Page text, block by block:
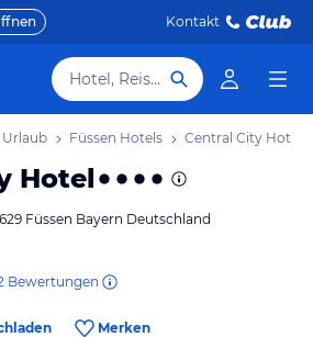
Kontakt
Hotel, Reiseziel
Urlaub Füssen Hotels Central City Hotel
Hotel
Füssen Bayern Deutschland
Bewertungen
Merken